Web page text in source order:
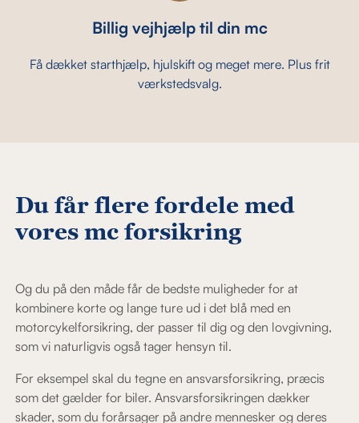
Billig vejhjælp til din mc
Få dækket starthjælp, hjulskift og meget mere. Plus frit
værkstedsvalg.
Du får flere fordele med
vores mc forsikring
Og du på den måde får de bedste muligheder for at
kombinere korte og lange ture ud i det blå med en
motorcykelforsikring, der passer til dig og den lovgivning,
som vi naturligvis også tager hensyn til.
For eksempel skal du tegne en ansvarsforsikring, præcis
som det gælder for biler. Ansvarsforsikringen dækker
skader, som du forårsager på andre mennesker og deres